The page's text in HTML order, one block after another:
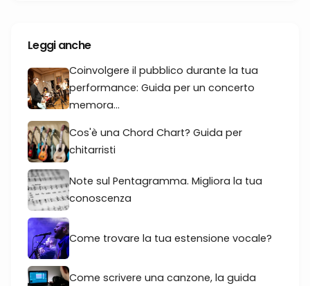
Leggi anche
Coinvolgere il pubblico durante la tua
performance: Guida per un concerto
memora...
Cos'è una Chord Chart? Guida per
chitarristi
Note sul Pentagramma. Migliora la tua
conoscenza
Come trovare la tua estensione vocale?
Come scrivere una canzone, la guida